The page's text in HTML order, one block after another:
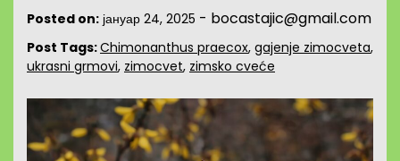
Posted on: јануар 24, 2025 - bocastajic@gmail.com
Post Tags:Chimonanthus praecox, gajenje zimocveta,
ukrasni grmovi, zimocvet, zimsko cveće